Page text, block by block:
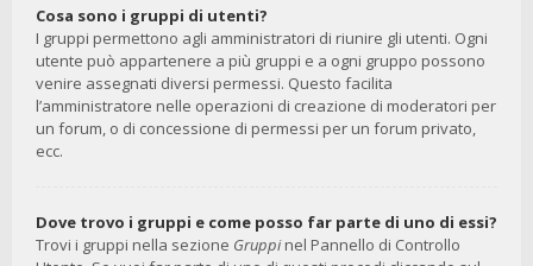
Cosa sono i gruppi di utenti?
I gruppi permettono agli amministratori di riunire gli utenti. Ogni
utente può appartenere a più gruppi e a ogni gruppo possono
venire assegnati diversi permessi. Questo facilita
l’amministratore nelle operazioni di creazione di moderatori per
un forum, o di concessione di permessi per un forum privato,
ecc.
Dove trovo i gruppi e come posso far parte di uno di essi?
Trovi i gruppi nella sezione Gruppinel Pannello di Controllo